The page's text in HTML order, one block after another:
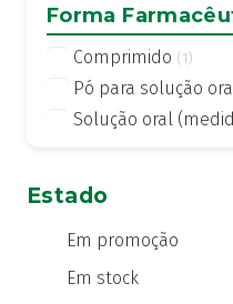
Activsil (2)
Actreen (1)
Actronadol (1)
Acutil (3)
Adiprox
Advantage (1)
Advantix
Forma
Comprimido (1)
Pó para solução
Solução oral
Estado
Em promoção
Em stock